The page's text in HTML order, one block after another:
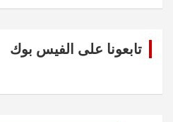
تابعونا على الفيس بوك